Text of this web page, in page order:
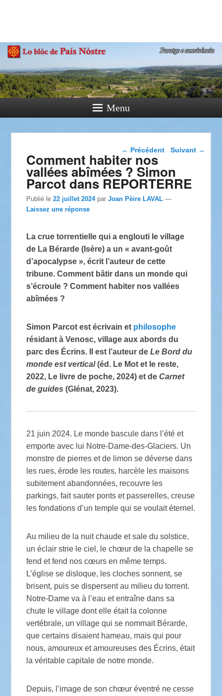
Paratge e Convivència
Menu
Navigation dans les
← Précédent Suivant →
Comment habiter nos
vallées abîmées ? Simon
Parcot dans REPORTERRE
Publié le22 juillet 2024 parJoan Pèire LAVAL —
Laissez une réponse
La crue torrentielle qui a englouti le village
de La Bérarde (Isère) a un « avant-goût
d’apocalypse », écrit l’auteur de cette
tribune. Comment bâtir dans un monde qui
s’écroule ? Comment habiter nos vallées
abîmées ?
Simon Parcot est écrivain et philosophe
résidant à Venosc, village aux abords du
parc des Écrins. Il est l’auteur deLe Bord du
monde est vertical(éd. Le Mot et le reste,
2022, Le livre de poche, 2024) et deCarnet
de guides (Glénat, 2023).
21 juin 2024. Le monde bascule dans l’été et
emporte avec lui Notre-Dame-des-Glaciers. Un
monstre de pierres et de limon se déverse dans
les rues, érode les routes, harcèle les maisons
subitement abandonnées, recouvre les
parkings, fait sauter ponts et passerelles, creuse
les fondations d’un temple qui se voulait éternel.
Au milieu de la nuit chaude et sale du solstice,
un éclair strie le ciel, le chœur de la chapelle se
fend et fend nos cœurs en même temps.
L’église se disloque, les cloches sonnent, se
brisent, puis se dispersent au milieu du torrent.
Notre-Dame va à l’eau et entraîne dans sa
chute le village dont elle était la colonne
vertébrale, un village qui se nommait Bérarde,
que certains disaient hameau, mais qui pour
nous, amoureux et amoureuses des Écrins, était
la véritable capitale de notre monde.
Depuis, l’image de son chœur éventré ne cesse